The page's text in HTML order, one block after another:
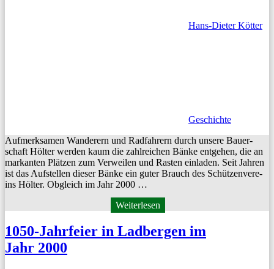
Hans-Dieter Kötter
Geschichte
Aufmerk­samen Wan­der­ern und Rad­fahrern durch unsere Bauer­
schaft Höl­ter wer­den kaum die zahlre­ichen Bänke ent­ge­hen, die an
markan­ten Plätzen zum Ver­weilen und Ras­ten ein­laden. Seit Jahren
ist das Auf­stellen dieser Bänke ein guter Brauch des Schützen­vere­
ins Höl­ter. Obgle­ich im Jahr 2000 …
Weiterlesen
1050-Jahrfeier in Ladbergen im
Jahr 2000